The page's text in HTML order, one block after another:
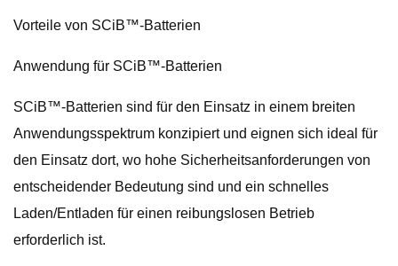
Vorteile von SCiB™-Batterien
Anwendung für SCiB™-Batterien
SCiB™-Batterien sind für den Einsatz in einem breiten
Anwendungsspektrum konzipiert und eignen sich ideal für
den Einsatz dort, wo hohe Sicherheitsanforderungen von
entscheidender Bedeutung sind und ein schnelles
Laden/Entladen für einen reibungslosen Betrieb
erforderlich ist.